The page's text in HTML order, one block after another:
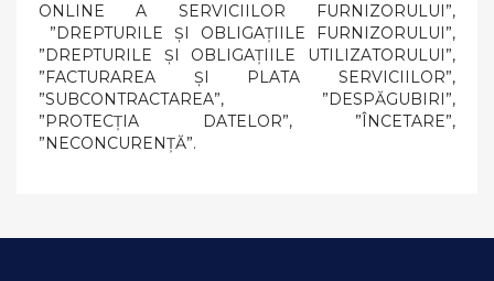
ONLINE A SERVICIILOR FURNIZORULUI”,
”DREPTURILE ȘI OBLIGAȚIILE FURNIZORULUI”,
”DREPTURILE ȘI OBLIGAȚIILE UTILIZATORULUI”,
”FACTURAREA ȘI PLATA SERVICIILOR”,
”SUBCONTRACTAREA”, ”DESPĂGUBIRI”,
”PROTECȚIA DATELOR”, ”ÎNCETARE”,
”NECONCURENȚĂ”.